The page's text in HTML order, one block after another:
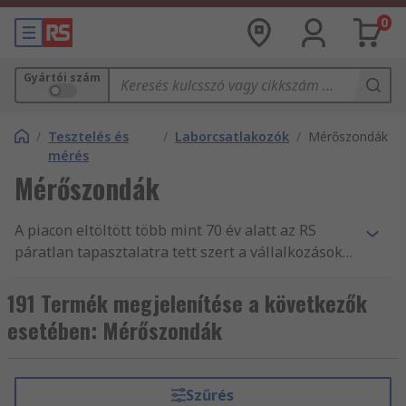
0
Gyártói szám
/ Tesztelés és
mérés
/ Laborcsatlakozók / Mérőszondák
Mérőszondák
A piacon eltöltött több mint 70 év alatt az RS
páratlan tapasztalatra tett szert a vállalkozások
tartozékellátásában, mint Tesztelés és mérés
forgalmazásában. Világszerte támogatjuk a
mérnököket Tűszondák és más Laborcsatlakozók
számára, akik mind tudják, hogy megbízhatnak
191 Termék megjelenítése a következők
esetében: Mérőszondák
Szűrés